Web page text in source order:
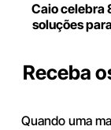
Caio celebra
soluções
Receba
Quando uma